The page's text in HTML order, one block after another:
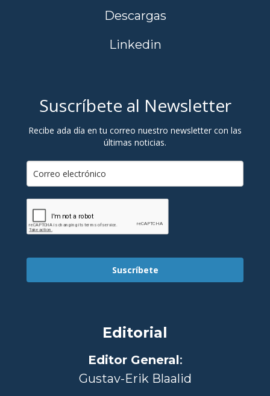
Descargas
Linkedin
Suscríbete al Newsletter
Recibe ada día en tu correo nuestro newsletter con las
últimas noticias.
Suscríbete
Editorial
Editor General:
Gustav-Erik Blaalid